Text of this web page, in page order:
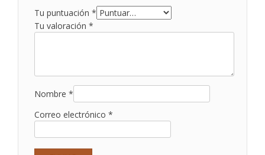
Tu puntuación*
Tu valoración*
Nombre*
Correo electrónico*